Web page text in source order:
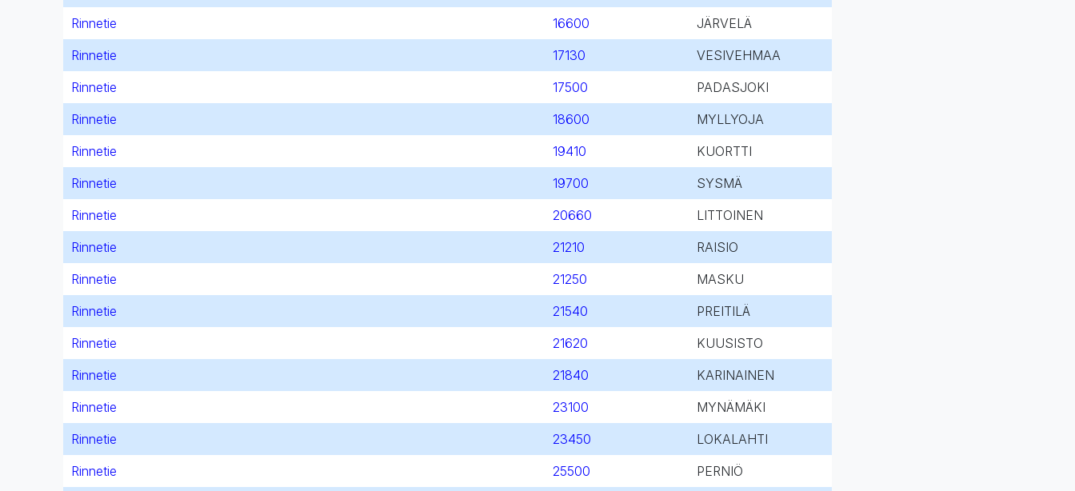
Rinnetie
16600
JÄRVELÄ
Rinnetie
17130
VESIVEHMAA
Rinnetie
17500
PADASJOKI
Rinnetie
18600
MYLLYOJA
Rinnetie
19410
KUORTTI
Rinnetie
19700
SYSMÄ
Rinnetie
20660
LITTOINEN
Rinnetie
21210
RAISIO
Rinnetie
21250
MASKU
Rinnetie
21540
PREITILÄ
Rinnetie
21620
KUUSISTO
Rinnetie
21840
KARINAINEN
Rinnetie
23100
MYNÄMÄKI
Rinnetie
23450
LOKALAHTI
Rinnetie
25500
PERNIÖ